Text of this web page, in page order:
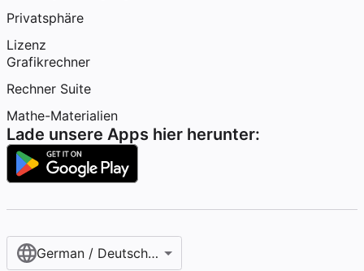
Privatsphäre
Lizenz
Grafikrechner
Rechner Suite
Mathe-Materialien
Lade unsere Apps hier herunter:
German / Deutsch (Österreich)‎